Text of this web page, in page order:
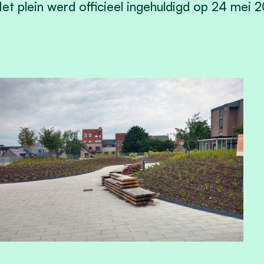
plein werd officieel ingehuldigd op 24 mei